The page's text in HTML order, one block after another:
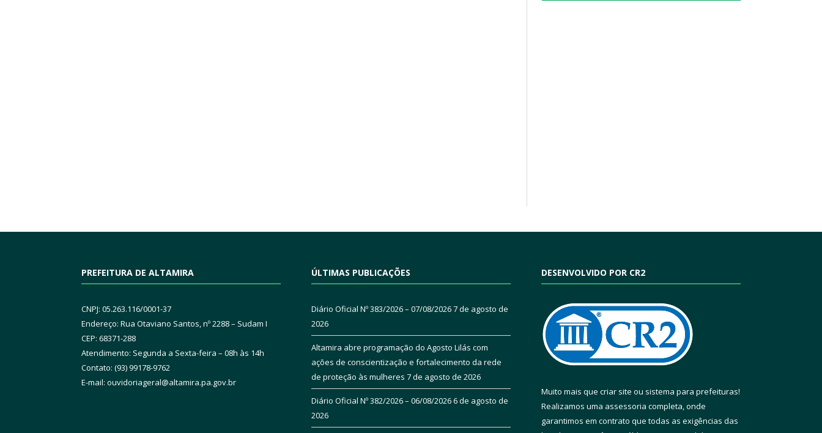
PREFEITURA DE ALTAMIRA
CNPJ: 05.263.116/0001-37
Endereço: Rua Otaviano Santos, nº 2288 – Sudam I
CEP: 68371-288
Atendimento: Segunda a Sexta-feira – 08h às 14h
Contato: (93) 99178-9762
E-mail: ouvidoriageral@altamira.pa.gov.br
ÚLTIMAS PUBLICAÇÕES
Diário Oficial Nº 383/2026 – 07/08/20267 de agosto de
2026
Altamira abre programação do Agosto Lilás com
ações de conscientização e fortalecimento da rede
de proteção às mulheres 7 de agosto de 2026
Diário Oficial Nº 382/2026 – 06/08/20266 de agosto de
2026
DESENVOLVIDO POR CR2
Muito mais que criar site ou sistema para prefeituras!
Realizamos uma assessoria completa, onde
garantimos em contrato que todas as exigências das